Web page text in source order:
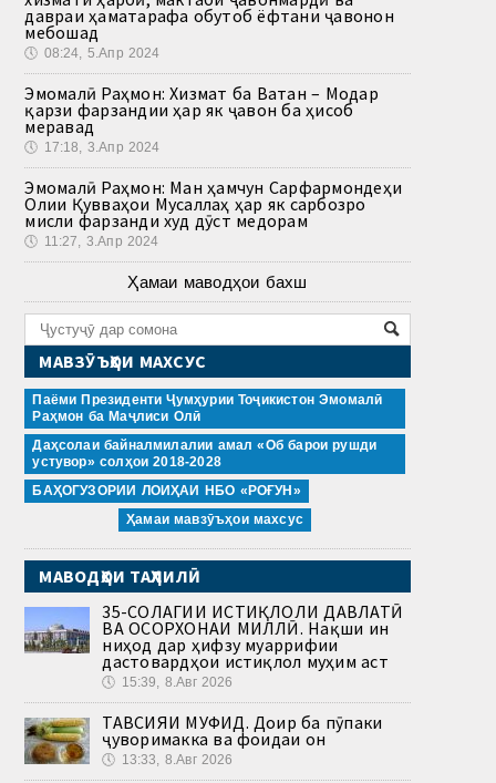
давраи ҳаматарафа обутоб ёфтани ҷавонон
мебошад
🕔 08:24, 5.Апр 2024
Эмомалӣ Раҳмон: Хизмат ба Ватан – Модар
қарзи фарзандии ҳар як ҷавон ба ҳисоб
меравад
🕔 17:18, 3.Апр 2024
Эмомалӣ Раҳмон: Ман ҳамчун Сарфармондеҳи
Олии Қувваҳои Мусаллаҳ ҳар як сарбозро
мисли фарзанди худ дӯст медорам
🕔 11:27, 3.Апр 2024
Ҳамаи маводҳои бахш
МАВЗӮЪҲОИ МАХСУС
Паёми Президенти Ҷумҳурии Тоҷикистон Эмомалӣ
Раҳмон ба Маҷлиси Олӣ
Даҳсолаи байналмилалии амал «Об барои рушди
устувор» солҳои 2018-2028
БАҲОГУЗОРИИ ЛОИҲАИ НБО «РОҒУН»
Ҳамаи мавзӯъҳои махсус
МАВОДҲОИ ТАҲЛИЛӢ
35-СОЛАГИИ ИСТИҚЛОЛИ ДАВЛАТӢ
ВА ОСОРХОНАИ МИЛЛӢ. Нақши ин
ниҳод дар ҳифзу муаррифии
дастовардҳои истиқлол муҳим аст
🕔 15:39, 8.Авг 2026
ТАВСИЯИ МУФИД. Доир ба пӯпаки
ҷуворимакка ва фоидаи он
🕔 13:33, 8.Авг 2026